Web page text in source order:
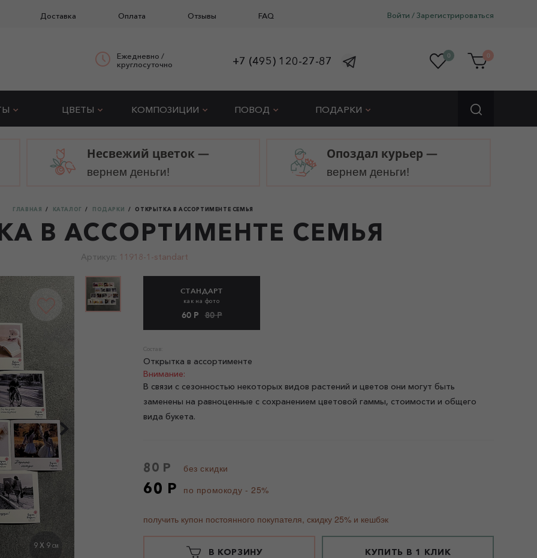
Доставка Оплата Отзывы FAQ Войти /Зарегистрироваться
Ежедневно /
круглосуточно
+7 (495) 120-27-87 0 0
ЦВЕТЫ КОМПОЗИЦИИ ПОВОД ПОДАРКИ
Несвежий цветок —
вернем деньги!
Опоздал курьер —
вернем деньги!
ГЛАВНАЯ КАТАЛОГ ПОДАРКИ ОТКРЫТКА В АССОРТИМЕНТЕ СЕМЬЯ
В АССОРТИМЕНТЕ СЕМЬЯ
Артикул: 11918-1-standart
9 X 9 СМ
СТАНДАРТ
как на фото
60 Р 80 Р
Состав:
Открытка в ассортименте
Внимание:
В связи с сезонностью некоторых видов растений и цветов они могут быть
заменены на равноценные с сохранением цветовой гаммы, стоимости и общего
вида букета.
80 Р без скидки
60 Р по промокоду - 25%
получить купон постоянного покупателя, скидку 25% и кешбэк
В КОРЗИНУ КУПИТЬ В 1 КЛИК